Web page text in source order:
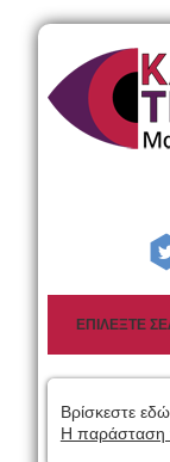
Βρίσκεστε
Η παράσταση